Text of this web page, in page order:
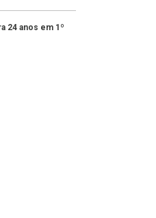
24 anos em 1º